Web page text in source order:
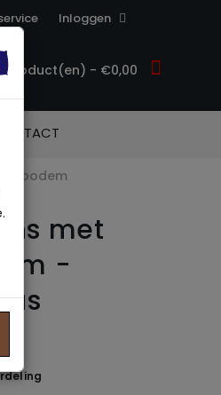
Inloggen
product(en) - €0,00
CONTACT
bodem
met
-